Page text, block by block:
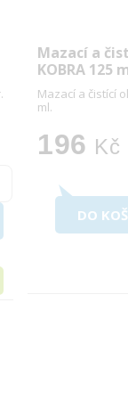
Mazací a
KOBRA 125
Mazací a čistící
ml.
196 Kč
DO